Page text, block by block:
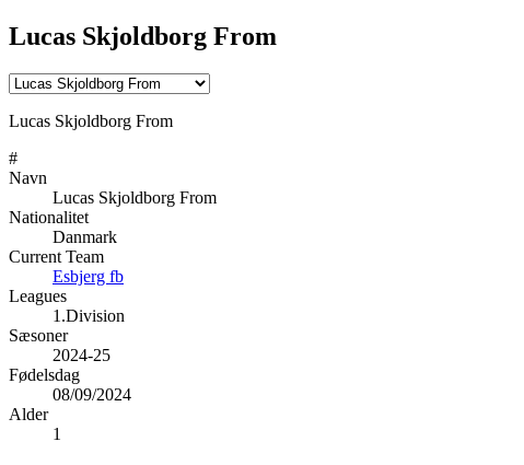
Lucas Skjoldborg From
Lucas Skjoldborg From
#
Navn
Lucas Skjoldborg From
Nationalitet
Danmark
Current Team
Esbjerg fb
Leagues
1.Division
Sæsoner
2024-25
Fødelsdag
08/09/2024
Alder
1